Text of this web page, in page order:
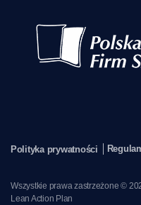
Wszystkie prawa zastrzeżone ©
Lean Action Plan
Polityka prywatności